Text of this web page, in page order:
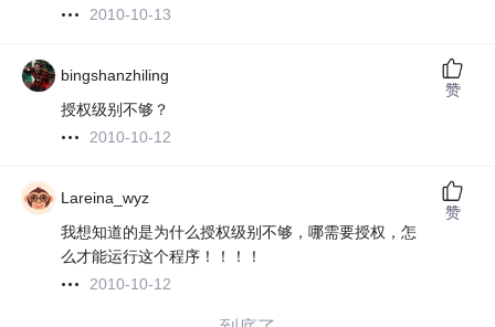
2010-10-13
bingshanzhiling
授权级别不够？
2010-10-12
赞
Lareina_wyz
我想知道的是为什么授权级别不够，哪需要授权，怎
么才能运行这个程序！！！！
2010-10-12
赞